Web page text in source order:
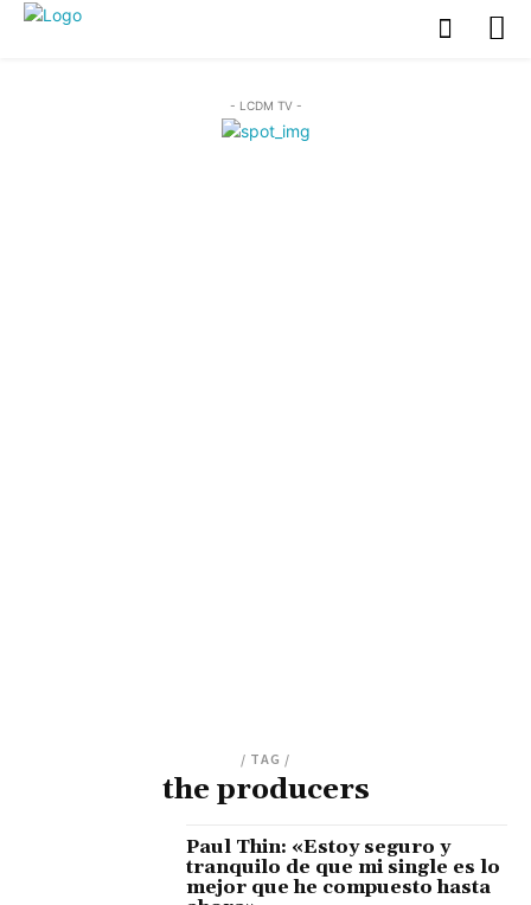
- LCDM TV -
/ TAG /
the producers
Paul Thin: «Estoy seguro y
tranquilo de que mi single es lo
mejor que he compuesto hasta